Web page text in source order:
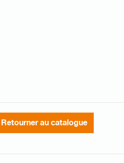
Retourner au catalogue